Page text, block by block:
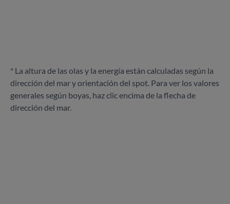
* La altura de las olas y la energía están calculadas según la
dirección del mar y orientación del spot. Para ver los valores
generales según boyas, haz clic encima de la flecha de
dirección del mar.